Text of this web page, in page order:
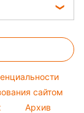
сайтом
Архив